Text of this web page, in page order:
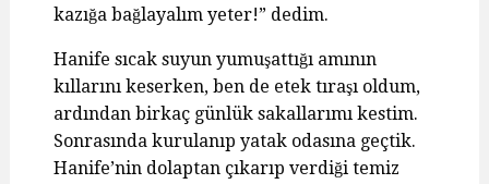
kazığa bağlayalım yeter!” dedim.
Hanife sıcak suyun yumuşattığı amının
kıllarını keserken, ben de etek tıraşı oldum,
ardından birkaç günlük sakallarımı kestim.
Sonrasında kurulanıp yatak odasına geçtik.
Hanife’nin dolaptan çıkarıp verdiği temiz